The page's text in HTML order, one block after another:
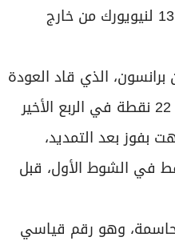
خمس رميات ثلاثية من أصل 13 لنيويورك من خارج
برانسون، الذي قاد العودة
المذهلة لنيكس من تأخر بلغ 22 نقطة في الربع الأخير
بفوز بعد التمديد،
في الشوط الأول، قبل
14 تمريرة حاسمة، وهو رقم قياسي